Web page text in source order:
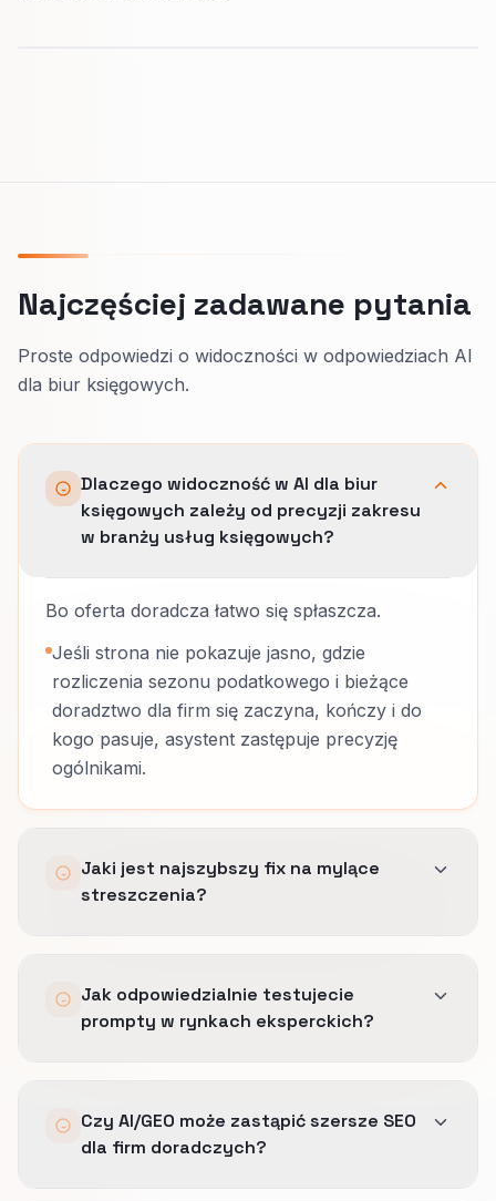
Najczęściej zadawane pytania
Proste odpowiedzi o widoczności w odpowiedziach AI
dla biur księgowych.
Dlaczego widoczność w AI dla biur
księgowych zależy od precyzji zakresu
w branży usług księgowych?
Bo oferta doradcza łatwo się spłaszcza.
Jeśli strona nie pokazuje jasno, gdzie
rozliczenia sezonu podatkowego i bieżące
doradztwo dla firm się zaczyna, kończy i do
kogo pasuje, asystent zastępuje precyzję
ogólnikami.
Jaki jest najszybszy fix na mylące
streszczenia?
zakresu, geografii i dowodu.
Jak odpowiedzialnie testujecie
prompty w rynkach eksperckich?
porównujemy wyniki w czasie i
priorytetyzujemy te odpowiedzi, które
Czy AI/GEO może zastąpić szersze SEO
dla firm doradczych?